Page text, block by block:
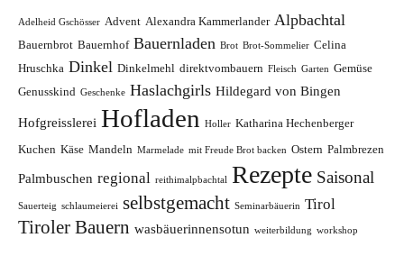
gerne. Und viel. Nur hört mir daheim meistens
niemand zu. Deshalb schreibe ich jetzt einfach.
DIE KATEGORIEN
beim Bauern zu Gast Beste Team
Die
Haslacherin
Fortbildung
Fortbildung am
Bauernhof
Hofeigene Ernte
Hofeigene
Erzeugnisse
Hofgeschichten Hofladen
Meine
Adelheid Gschösser Advent Alexandra Kammerlander Alpbachtal
Bauernbrot Bauernhof Bauernladen Brot Brot-Sommelier Celina
Hruschka Dinkel Dinkelmehl direktvombauern Fleisch Garten Gemüse
Genusskind Geschenke Haslachgirls Hildegard von Bingen
Hofgreisslerei Hofladen Holler Katharina Hechenberger
Kuchen Käse Mandeln Marmelade mit Freude Brot backen Ostern Palmbrezen
Palmbuschen regional reithimalpbachtal Rezepte Saisonal
Sauerteig schlaumeierei selbstgemacht Seminarbäuerin Tirol
Tiroler Bauern wasbäuerinnensotun weiterbildung workshop